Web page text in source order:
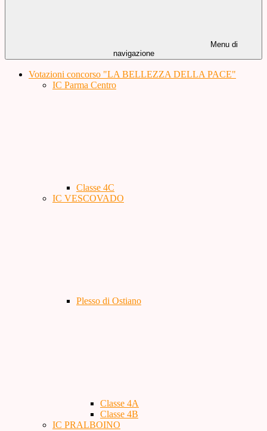
Menu di
navigazione
Votazioni concorso "LA BELLEZZA DELLA PACE"
IC Parma Centro
Classe 4C
IC VESCOVADO
Plesso di Ostiano
Classe 4A
Classe 4B
IC PRALBOINO